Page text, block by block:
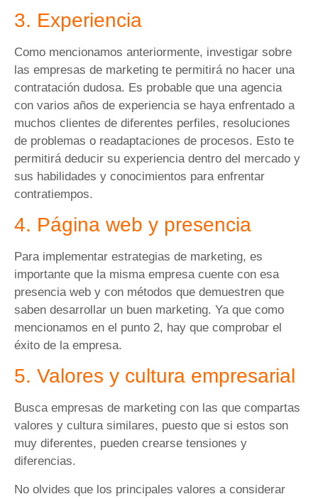
3. Experiencia
Como mencionamos anteriormente, investigar sobre
las empresas de marketing te permitirá no hacer una
contratación dudosa. Es probable que una agencia
con varios años de experiencia se haya enfrentado a
muchos clientes de diferentes perfiles, resoluciones
de problemas o readaptaciones de procesos. Esto te
permitirá deducir su experiencia dentro del mercado y
sus habilidades y conocimientos para enfrentar
contratiempos.
4. Página web y presencia
Para implementar estrategias de marketing, es
importante que la misma empresa cuente con esa
presencia web y con métodos que demuestren que
saben desarrollar un buen marketing. Ya que como
mencionamos en el punto 2, hay que comprobar el
éxito de la empresa.
5. Valores y cultura empresarial
Busca empresas de marketing con las que compartas
valores y cultura similares, puesto que si estos son
muy diferentes, pueden crearse tensiones y
diferencias.
No olvides que los principales valores a considerar